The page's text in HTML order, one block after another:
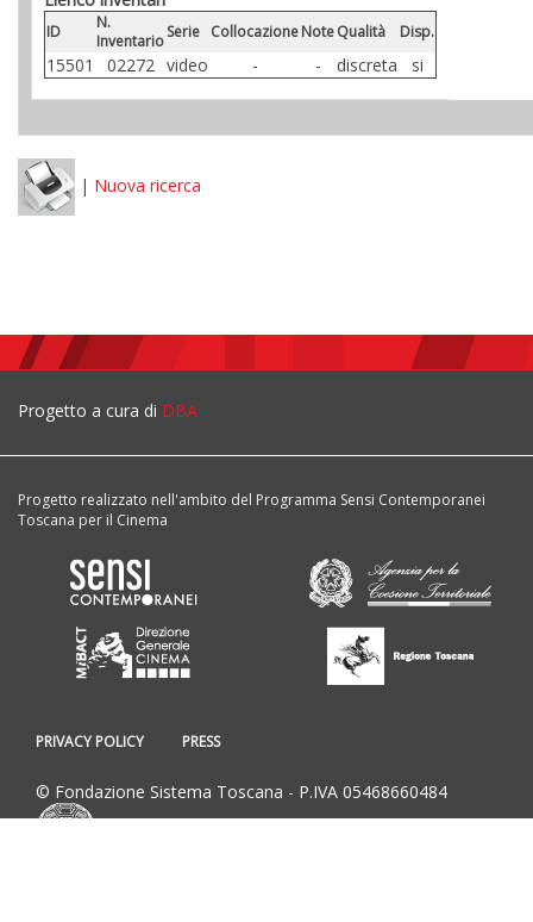
ID
N.
InventarioSerie CollocazioneNoteQualità Disp.
15501 02272 video - - discreta si
| Nuova ricerca
Progetto a cura di DBA
Progetto realizzato nell'ambito del Programma Sensi Contemporanei
Toscana per il Cinema
PRIVACY POLICY PRESS
© Fondazione Sistema Toscana - P.IVA 05468660484